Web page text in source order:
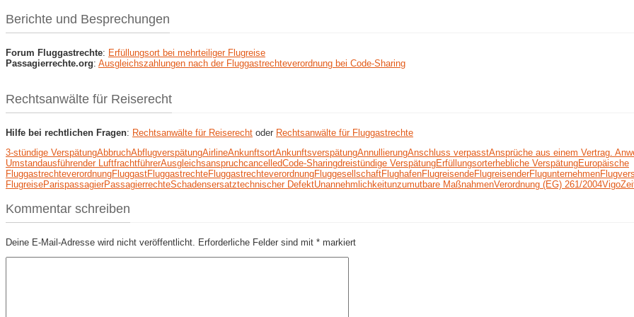
Berichte und Besprechungen
Forum Fluggastrechte: Erfüllungsort bei mehrteiliger Flugreise
Passagierrechte.org: Ausgleichszahlungen nach der Fluggastrechteverordnung bei Code-Sharing
Rechtsanwälte für Reiserecht
Hilfe bei rechtlichen Fragen: Rechtsanwälte für Reiserecht oder Rechtsanwälte für Fluggastrechte
3-stündige VerspätungAbbruchAbflugverspätungAirlineAnkunftsortAnkunftsverspätungAnnullierungAnschluss verpasstAnsprüche aus einem Vertrag.
Umstandausführender LuftfrachtführerAusgleichsanspruchcancelledCode-Sharingdreistündige VerspätungErfüllungsorterhebliche VerspätungEuropäische
FluggastrechteverordnungFluggastFluggastrechteFluggastrechteverordnungFluggesellschaftFlughafenFlugreisendeFlugreisenderFlugunternehmen
FlugreiseParispassagierPassagierrechteSchadensersatztechnischer DefektUnannehmlichkeitunzumutbare MaßnahmenVerordnung (EG) 261/2004Vigo
Kommentar schreiben
Deine E-Mail-Adresse wird nicht veröffentlicht. Erforderliche Felder sind mit * markiert